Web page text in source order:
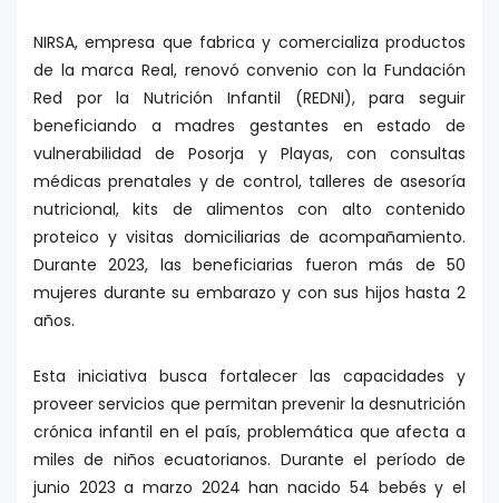
NIRSA, empresa que fabrica y comercializa productos
de la marca Real, renovó convenio con la Fundación
Red por la Nutrición Infantil (REDNI), para seguir
beneficiando a madres gestantes en estado de
vulnerabilidad de Posorja y Playas, con consultas
médicas prenatales y de control, talleres de asesoría
nutricional, kits de alimentos con alto contenido
proteico y visitas domiciliarias de acompañamiento.
Durante 2023, las beneficiarias fueron más de 50
mujeres durante su embarazo y con sus hijos hasta 2
años.
Esta iniciativa busca fortalecer las capacidades y
proveer servicios que permitan prevenir la desnutrición
crónica infantil en el país, problemática que afecta a
miles de niños ecuatorianos. Durante el período de
junio 2023 a marzo 2024 han nacido 54 bebés y el